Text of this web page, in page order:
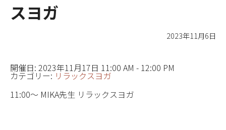
スヨガ
2023年11月6日
開催日: 2023年11月17日 11:00 AM - 12:00 PM
カテゴリー: リラックスヨガ
11:00～ MIKA先生 リラックスヨガ